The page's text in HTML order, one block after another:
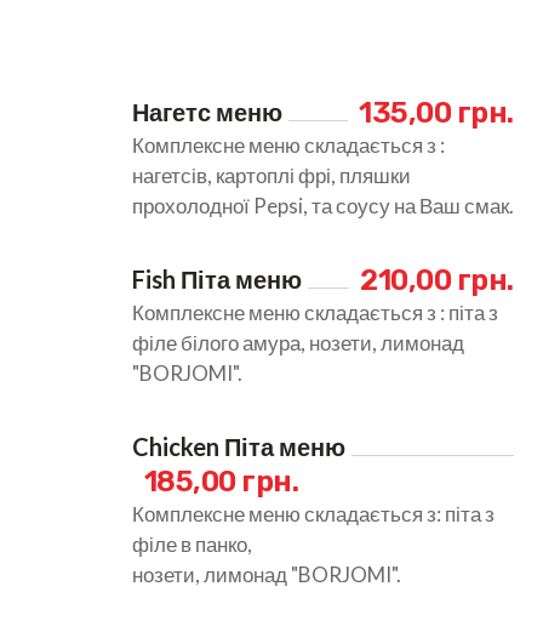
Нагетс меню 135,00 грн.
Комплексне меню складається з :
нагетсів, картоплі фрі, пляшки
прохолодної Pepsi, та соусу на Ваш смак.
Fish Піта меню 210,00 грн.
Комплексне меню складається з : піта з
філе білого амура, нозети, лимонад
"BORJOMI".
Chicken Піта меню
185,00 грн.
Комплексне меню складається з: піта з
філе в панко,
нозети, лимонад "BORJOMI".